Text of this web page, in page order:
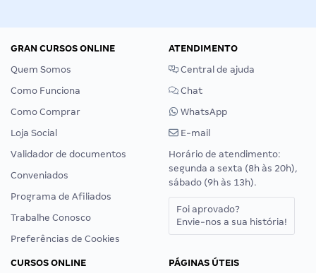
GRAN CURSOS ONLINE
Quem Somos
Como Funciona
Como Comprar
Loja Social
Validador de documentos
Conveniados
Programa de Afiliados
Trabalhe Conosco
Preferências de Cookies
ATENDIMENTO
Central de ajuda
Chat
WhatsApp
E-mail
Horário de atendimento:
segunda a sexta (8h às 20h),
sábado (9h às 13h).
Foi aprovado?
Envie-nos a sua história!
CURSOS ONLINE
PÁGINAS ÚTEIS